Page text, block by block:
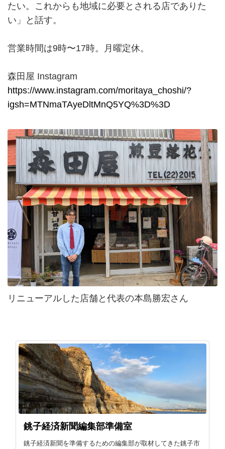
たい。これからも地域に必要とされる店でありた
い」と話す。
営業時間は9時〜17時。月曜定休。
森田屋 Instagram
https://www.instagram.com/moritaya_choshi/?
igsh=MTNmaTAyeDltMnQ5YQ%3D%3D
リニューアルした店舗と代表の本島勝宏さん
銚子経済新聞編集部準備室
銚子経済新聞を準備するための編集部が取材してきた銚子市